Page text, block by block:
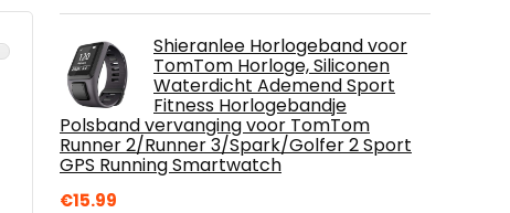
Shieranlee Horlogeband voor
TomTom Horloge, Siliconen
Waterdicht Ademend Sport
Fitness Horlogebandje
Polsband vervanging voor TomTom
Runner 2/Runner 3/Spark/Golfer 2 Sport
GPS Running Smartwatch
€15.99